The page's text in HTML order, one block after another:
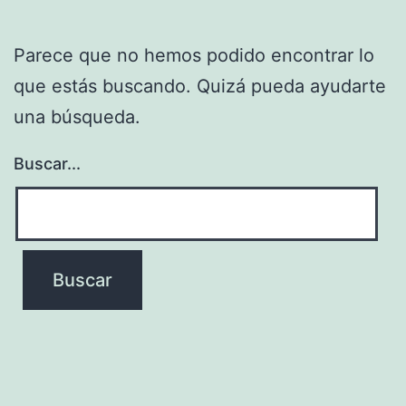
Parece que no hemos podido encontrar lo
que estás buscando. Quizá pueda ayudarte
una búsqueda.
Buscar...